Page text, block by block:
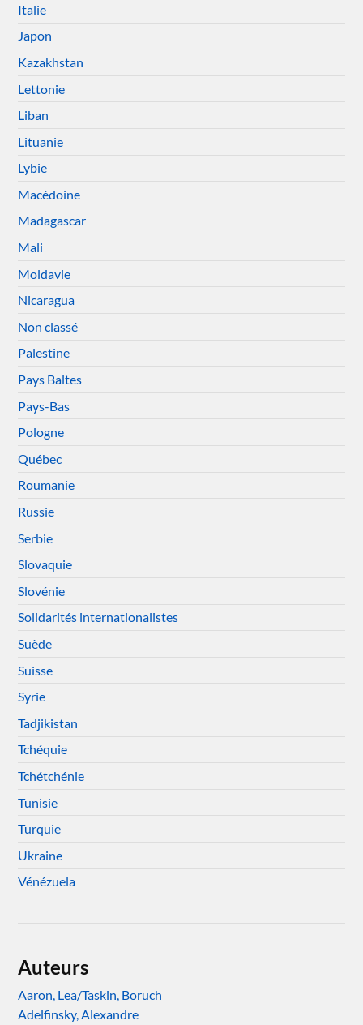
Italie
Japon
Kazakhstan
Lettonie
Liban
Lituanie
Lybie
Macédoine
Madagascar
Mali
Moldavie
Nicaragua
Non classé
Palestine
Pays Baltes
Pays-Bas
Pologne
Québec
Roumanie
Russie
Serbie
Slovaquie
Slovénie
Solidarités internationalistes
Suède
Suisse
Syrie
Tadjikistan
Tchéquie
Tchétchénie
Tunisie
Turquie
Ukraine
Vénézuela
Auteurs
Aaron, Lea/Taskin, Boruch
Adelfinsky, Alexandre